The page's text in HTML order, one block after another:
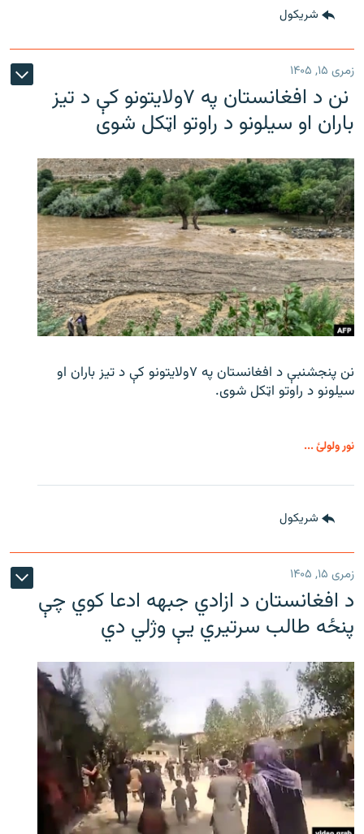
شريکول
زمری ۱۵, ۱۴۰۵
نن د افغانستان په ۷ولایتونو کې د تیز
باران او سیلونو د راوتو اټکل شوی
نن پنجشنبې د افغانستان په ۷ولایتونو کې د تیز باران او
سیلونو د راوتو اټکل شوی.
نور ولولئ ...
شريکول
زمری ۱۵, ۱۴۰۵
د افغانستان د ازادي جبهه ادعا کوي چې
پنځه طالب سرتیري يې وژلي دي